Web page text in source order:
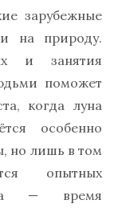
зарубежные
на природу.
и занятия
поможет
когда луна
особенно
но лишь в том
опытных
— время